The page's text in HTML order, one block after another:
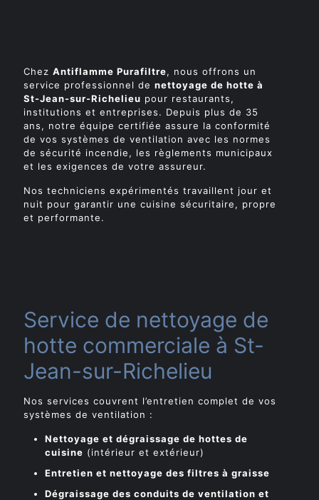
Chez Antiflamme Purafiltre, nous offrons un
service professionnel de nettoyage de hotte à
St-Jean-sur-Richelieu pour restaurants,
institutions et entreprises. Depuis plus de 35
ans, notre équipe certifiée assure la conformité
de vos systèmes de ventilation avec les normes
de sécurité incendie, les règlements municipaux
et les exigences de votre assureur.
Nos techniciens expérimentés travaillent jour et
nuit pour garantir une cuisine sécuritaire, propre
et performante.
Service de nettoyage de
hotte commerciale à St-
Jean-sur-Richelieu
Nos services couvrent l’entretien complet de vos
systèmes de ventilation :
Nettoyage et dégraissage de hottes de
cuisine (intérieur et extérieur)
Entretien et nettoyage des filtres à graisse
Dégraissage des conduits de ventilation et